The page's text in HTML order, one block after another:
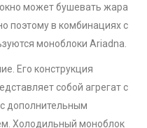
может бушевать жара
поэтому в комбинациях с
моноблоки Ariadna.
Его конструкция
собой агрегат с
дополнительным
Холодильный моноблок